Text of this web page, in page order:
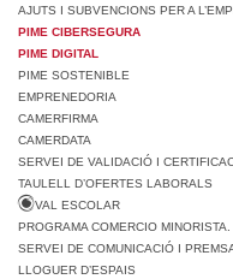
AJUTS I SUBVENCIONS PER A
PIME CIBERSEGURA
PIME DIGITAL
PIME SOSTENIBLE
EMPRENEDORIA
CAMERFIRMA
CAMERDATA
SERVEI DE VALIDACIÓ I
TAULELL D’OFERTES LABORALS
VAL ESCOLAR
PROGRAMA COMERCIO
SERVEI DE COMUNICACIÓ I
LLOGUER D’ESPAIS